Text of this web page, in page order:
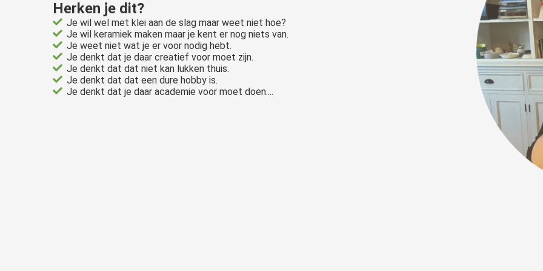
Herken je dit?
Je wil wel met klei aan de slag maar weet niet hoe?
Je wil keramiek maken maar je kent er nog niets van.
Je weet niet wat je er voor nodig hebt.
Je denkt dat je daar creatief voor moet zijn.
Je denkt dat dat niet kan lukken thuis.
Je denkt dat dat een dure hobby is.
Je denkt dat je daar academie voor moet doen....